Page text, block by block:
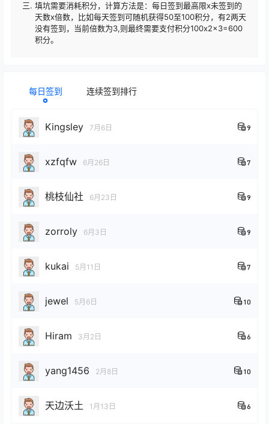
填坑需要消耗积分，计算方法是：每日签到最高限x未签到的
天数x倍数，比如每天签到可随机获得50至100积分，有2两天
没有签到，当前倍数为3,则最终需要支付积分100x2x3=600
积分。
每日签到 连续签到排行
Kingsley 7月6日 9
xzfqfw 6月26日 7
桃枝仙社 6月23日 9
zorroly 6月3日 9
kukai 5月11日 7
jewel 5月6日 10
Hiram 3月2日 6
yang1456 2月8日 10
天边沃土 1月13日 6